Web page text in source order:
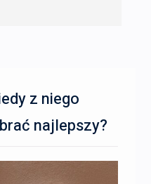
z niego
najlepszy?